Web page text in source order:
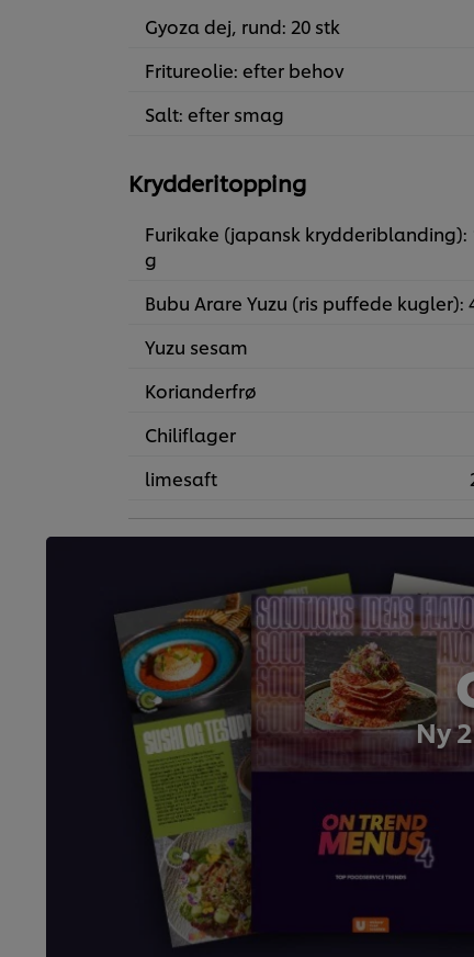
Gyoza dej, rund: 20 stk
Fritureolie: efter behov
Salt: efter smag
Krydderitopping
Furikake (japansk krydderiblanding):
g
Bubu Arare Yuzu (ris puffede kugler):
Yuzu sesam
Korianderfrø
Chiliflager
limesaft
Ny